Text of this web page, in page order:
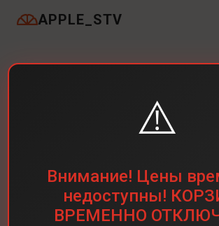
APPLE_STV
⚠️
Внимание! Цены
недоступны!
ВРЕМЕННО